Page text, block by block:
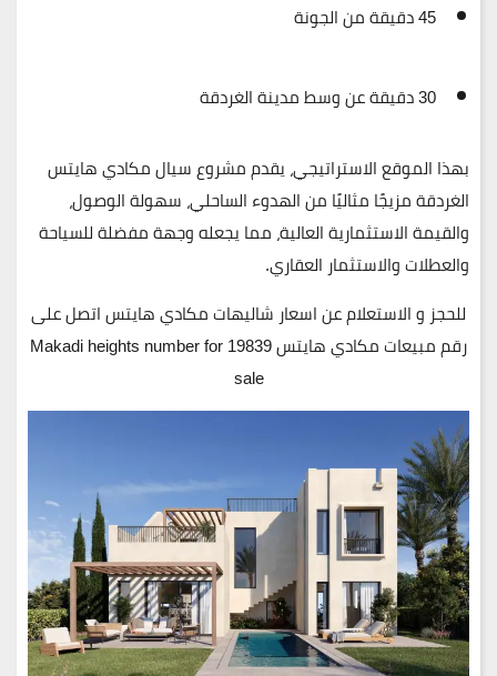
45 دقيقة من الجونة
30 دقيقة عن وسط مدينة الغردقة
بهذا الموقع الاستراتيجي، يقدم مشروعسيال مكادي هايتس
الغردقةمزيجًا مثاليًا منالهدوء الساحلي، سهولة الوصول،
والقيمة الاستثمارية العالية، مما يجعله وجهة مفضلة للسياحة
والعطلات والاستثمار العقاري.
للحجز و الاستعلام عن اسعار شاليهات مكادي هايتس اتصل على
رقم مبيعات مكادي هايتس 19839 Makadi heights number for
sale